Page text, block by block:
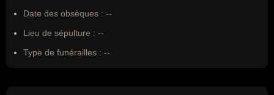
Date des obsèques : --
Lieu de sépulture : --
Type de funérailles : --